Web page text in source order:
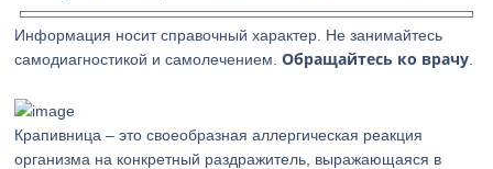
Информация носит справочный характер. Не занимайтесь
самодиагностикой и самолечением.Обращайтесь ко врачу
Крапивница – это своеобразная аллергическая реакция
организма на конкретный раздражитель, выражающаяся в